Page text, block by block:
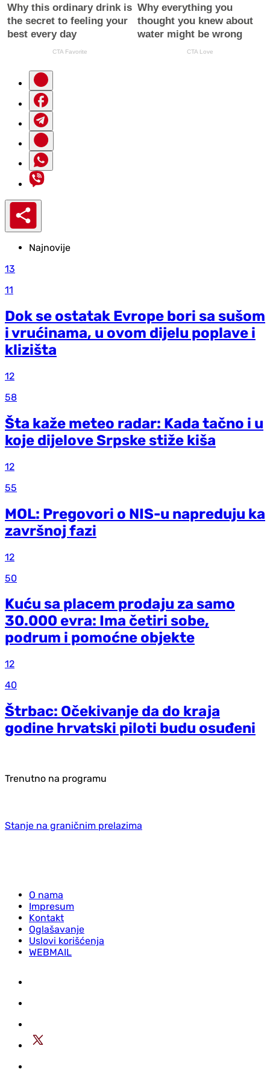
Najnovije
13
11
Dok se ostatak Evrope bori sa sušom
i vrućinama, u ovom dijelu poplave i
klizišta
12
58
Šta kaže meteo radar: Kada tačno i u
koje dijelove Srpske stiže kiša
12
55
MOL: Pregovori o NIS-u napreduju ka
završnoj fazi
12
50
Kuću sa placem prodaju za samo
30.000 evra: Ima četiri sobe,
podrum i pomoćne objekte
12
40
Štrbac: Očekivanje da do kraja
godine hrvatski piloti budu osuđeni
Trenutno na programu
Stanje na graničnim prelazima
O nama
Impresum
Kontakt
Oglašavanje
Uslovi korišćenja
WEBMAIL